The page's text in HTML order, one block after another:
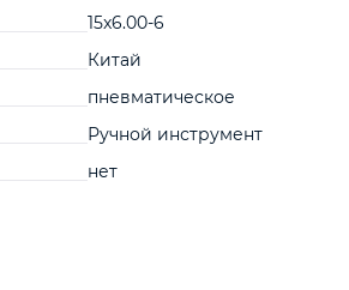
15x6.00-6
Китай
пневматическое
Ручной инструмент
нет